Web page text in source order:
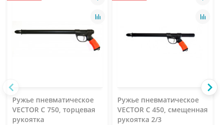
Ружье пневматическое
VECTOR C 750, торцевая
рукоятка
Ружье пневматическое
VECTOR C 450, смещенная
рукоятка 2/3